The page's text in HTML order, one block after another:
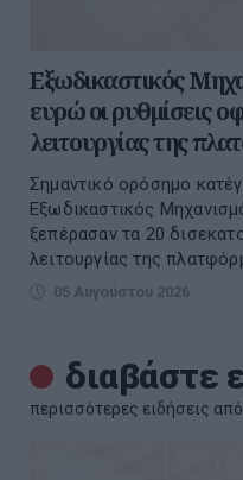
Εξωδικαστικός
ευρώ οι ρυθμίσεις
λειτουργίας της
Σημαντικό ορόσημο
Εξωδικαστικός
ξεπέρασαν τα 20
λειτουργίας της
05 Αυγούστου 2026
διαβάστε
περισσότερες ειδήσεις